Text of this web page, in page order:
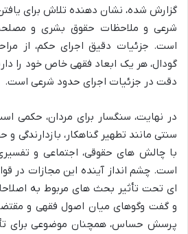
گزارش شده، نشان دهنده تلاش برای
شرعی و ملاحظات حقوق بشری و مصلحت
است. جزئیات دقیق اجرای حکم، از
گودال، هر یک ابعاد فقهی خاص خود را
دقت در جزئیات اجرای حدود شرعی است.
در نهایت، سنگسار برای مردان، حکمی
سنتی مانند تطهیر گناهکار، بازدارندگی
با چالش های حقوقی، اجتماعی و
است. چشم انداز آینده این مجازات در
ای تحت تأثیر بحث های مربوط به
و گفت وگوهای میان اصول فقهی و
پرسش حساس، همچنان موضوعی برای